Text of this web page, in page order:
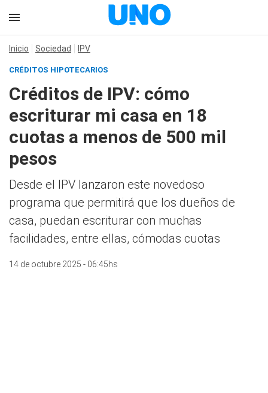
Inicio Sociedad IPV
CRÉDITOS HIPOTECARIOS
Créditos de IPV: cómo
escriturar mi casa en 18
cuotas a menos de 500 mil
pesos
Desde el IPV lanzaron este novedoso
programa que permitirá que los dueños de
casa, puedan escriturar con muchas
facilidades, entre ellas, cómodas cuotas
14 de octubre 2025 - 06:45hs